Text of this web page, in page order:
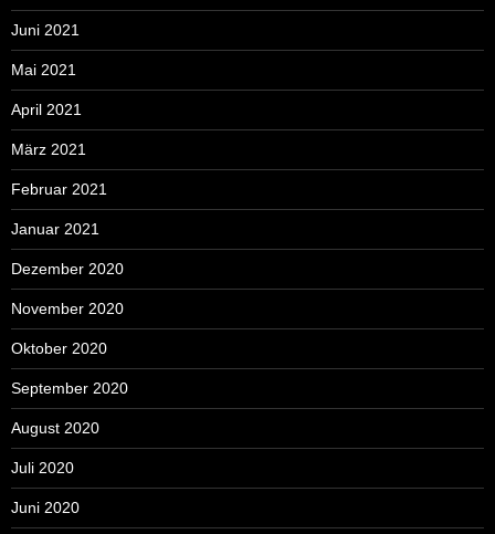
Juni 2021
Mai 2021
April 2021
März 2021
Februar 2021
Januar 2021
Dezember 2020
November 2020
Oktober 2020
September 2020
August 2020
Juli 2020
Juni 2020